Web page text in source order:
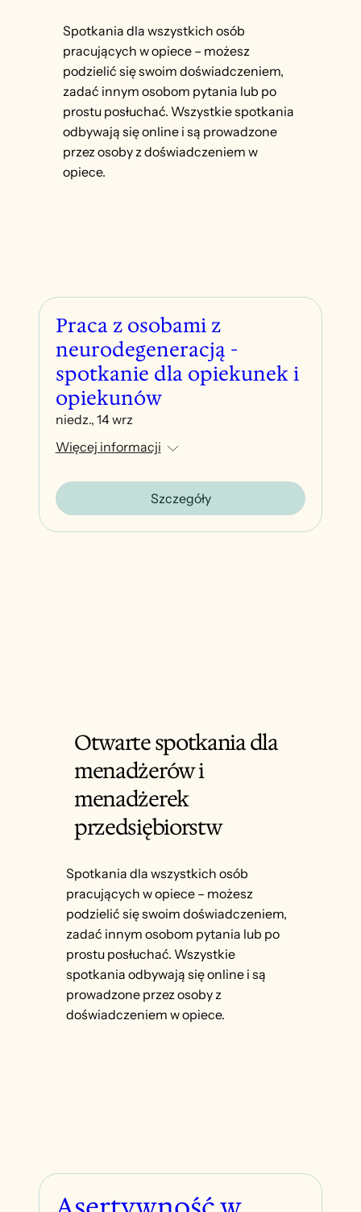
Spotkania dla wszystkich osób
pracujących w opiece – możesz
podzielić się swoim doświadczeniem,
zadać innym osobom pytania lub po
prostu posłuchać. Wszystkie spotkania
odbywają się online i są prowadzone
przez osoby z doświadczeniem w
opiece.
Praca z osobami z
neurodegeneracją -
spotkanie dla opiekunek i
opiekunów
niedz., 14 wrz
Więcej informacji
Szczegóły
Otwarte spotkania dla
menadżerów i
menadżerek
przedsiębiorstw
Spotkania dla wszystkich osób
pracujących w opiece – możesz
podzielić się swoim doświadczeniem,
zadać innym osobom pytania lub po
prostu posłuchać. Wszystkie
spotkania odbywają się online i są
prowadzone przez osoby z
doświadczeniem w opiece.